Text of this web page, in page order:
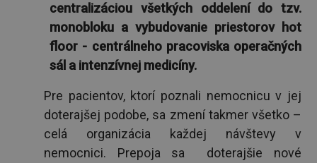
centralizáciou všetkých oddelení do tzv.
monobloku a vybudovanie priestorov hot
floor - centrálneho pracoviska operačných
sál a intenzívnej medicíny.
Pre pacientov, ktorí poznali nemocnicu v jej
doterajšej podobe, sa zmení takmer všetko –
celá organizácia každej návštevy v
nemocnici. Prepoja sa doterajšie nové